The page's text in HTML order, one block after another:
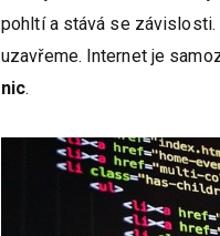
pohltí a stává se závislosti.
uzavřeme. Internet je
nic.